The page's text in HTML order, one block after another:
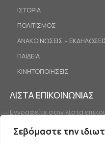
Σεβόμαστε την
ΙΣΤΟΡΙΑ
ΠΟΛΙΤΙΣΜΟΣ
ΑΝΑΚΟΙΝΩΣΕΙΣ –
ΠΑΙΔΕΙΑ
ΚΙΝΗΤΟΠΟΙΗΣΕΙΣ
ΛΙΣΤΑ ΕΠΙΚΟΙΝΩΝΙΑΣ
Εγγραφείτε στην λίστα